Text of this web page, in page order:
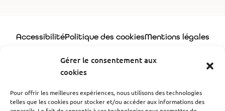
Gérer le consentement aux
cookies
Pour offrir les meilleures expériences, nous utilisons des technologies
telles que les cookies pour stocker et/ou accéder aux informations des
AccessibilitéPolitique des cookiesMentions légales
© 2024 - Propulsé par Utopia